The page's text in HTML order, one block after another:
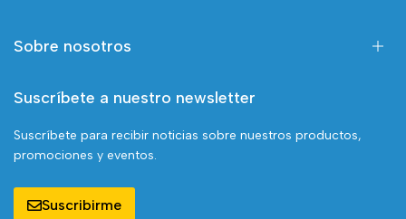
Sobre nosotros
Suscríbete a nuestro newsletter
Suscríbete para recibir noticias sobre nuestros productos,
promociones y eventos.
Suscribirme